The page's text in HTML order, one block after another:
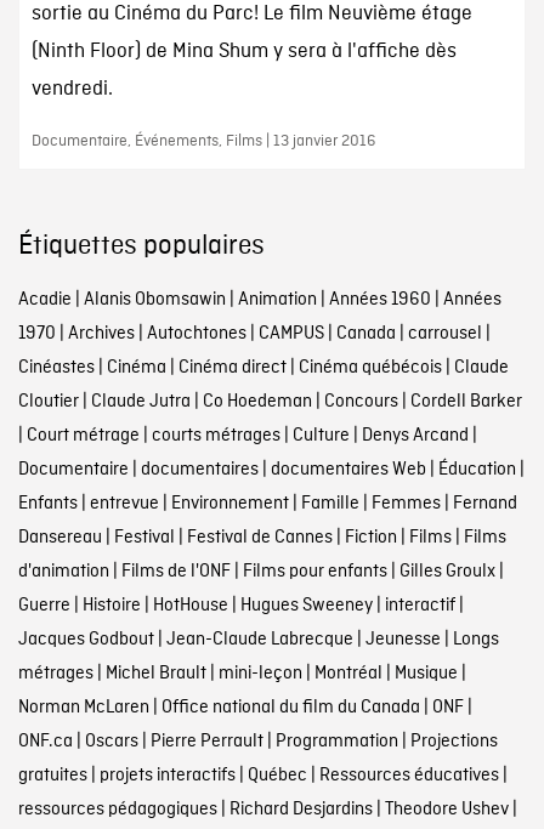
sortie au Cinéma du Parc! Le film Neuvième étage
(Ninth Floor) de Mina Shum y sera à l'affiche dès
vendredi.
Documentaire, Événements, Films | 13 janvier 2016
Étiquettes populaires
Acadie | Alanis Obomsawin | Animation | Années 1960 | Années
1970 | Archives| Autochtones| CAMPUS| Canada | carrousel |
Cinéastes| Cinéma | Cinéma direct| Cinéma québécois| Claude
Cloutier| Claude Jutra | Co Hoedeman | Concours| Cordell Barker
| Court métrage | courts métrages| Culture | Denys Arcand |
Documentaire | documentaires| documentaires Web | Éducation |
Enfants| entrevue | Environnement| Famille | Femmes| Fernand
Dansereau | Festival | Festival de Cannes| Fiction | Films| Films
d'animation | Films de l'ONF| Films pour enfants| Gilles Groulx|
Guerre | Histoire | HotHouse | Hugues Sweeney| interactif|
Jacques Godbout| Jean-Claude Labrecque | Jeunesse | Longs
métrages| Michel Brault| mini-leçon | Montréal | Musique |
Norman McLaren | Office national du film du Canada | ONF|
ONF.ca | Oscars| Pierre Perrault| Programmation | Projections
gratuites| projets interactifs| Québec | Ressources éducatives|
ressources pédagogiques| Richard Desjardins| Theodore Ushev|